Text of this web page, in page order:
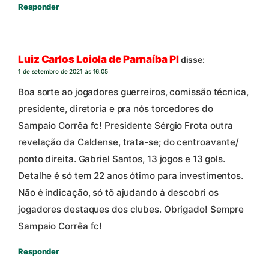
Responder
Luiz Carlos Loiola de Parnaíba PIdisse:
1 de setembro de 2021 às 16:05
Boa sorte ao jogadores guerreiros, comissão técnica,
presidente, diretoria e pra nós torcedores do
Sampaio Corrêa fc! Presidente Sérgio Frota outra
revelação da Caldense, trata-se; do centroavante/
ponto direita. Gabriel Santos, 13 jogos e 13 gols.
Detalhe é só tem 22 anos ótimo para investimentos.
Não é indicação, só tô ajudando à descobri os
jogadores destaques dos clubes. Obrigado! Sempre
Sampaio Corrêa fc!
Responder